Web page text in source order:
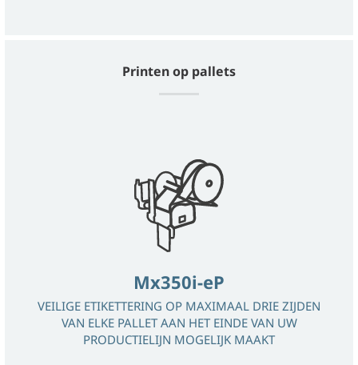
Printen op pallets
Mx350i-eP
VEILIGE ETIKETTERING OP MAXIMAAL DRIE ZIJDEN
VAN ELKE PALLET AAN HET EINDE VAN UW
PRODUCTIELIJN MOGELIJK MAAKT